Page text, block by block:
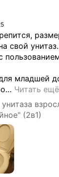
свой
младшей
… Читать ещё
(2в1)